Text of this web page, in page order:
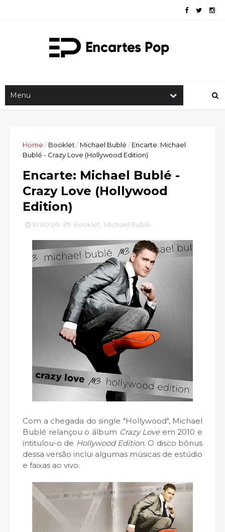
Home / Booklet / Michael Bublé / Encarte: Michael
Bublé - Crazy Love (Hollywood Edition)
Encarte: Michael Bublé -
Crazy Love (Hollywood
Edition)
10:00:00 Booklet Michael Bublé
Com a chegada do single "Hollywood", Michael
Bublé relançou o álbum Crazy Loveem 2010 e
intitulou-o de Hollywood Edition. O disco bônus
dessa versão inclui algumas músicas de estúdio
e faixas ao vivo.